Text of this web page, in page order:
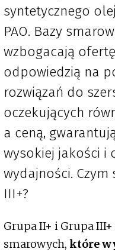
syntetycznego
PAO. Bazy
wzbogacają
odpowiedzią na
rozwiązań do
oczekujących
a ceną,
wysokiej jakości i
wydajności.
III+?
Grupa II+ i Grupa
smarowych, które